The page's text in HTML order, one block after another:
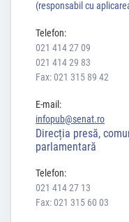
Întrevederea
Sorin Grindeanu,
Deputaților, cu
Președintele
Citește mai departe
(responsabil cu
Telefon:
021 414 27 09
021 414 29 83
Fax: 021 315 89 42
E-mail:
infopub@senat.ro
Direcția presă,
parlamentară
Telefon:
021 414 27 13
Fax: 021 315 60 03